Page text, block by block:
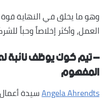
وهو ما يخلق في النهاية قوة
العمل، وأكثر إخلاصاً وحباً
– تيم كوك يوظف نائبة
المفهوم
Angela Ahrendtsسيدة